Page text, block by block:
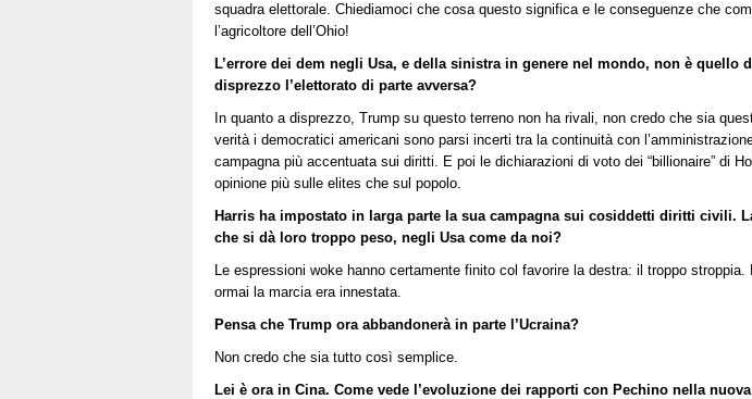
squadra elettorale. Chiediamoci che cosa questo significa e le conseguenze che
l’agricoltore dell’Ohio!
L’errore dei dem negli Usa, e della sinistra in genere nel mondo, non è quello
disprezzo l’elettorato di parte avversa?
In quanto a disprezzo, Trump su questo terreno non ha rivali, non credo che sia
verità i democratici americani sono parsi incerti tra la continuità con
campagna più accentuata sui diritti. E poi le dichiarazioni di voto dei “billionaire” di
opinione più sulle elites che sul popolo.
Harris ha impostato in larga parte la sua campagna sui cosiddetti diritti civili.
che si dà loro troppo peso, negli Usa come da noi?
Le espressioni woke hanno certamente finito col favorire la destra: il troppo
ormai la marcia era innestata.
Pensa che Trump ora abbandonerà in parte l’Ucraina?
Non credo che sia tutto così semplice.
Lei è ora in Cina. Come vede l’evoluzione dei rapporti con Pechino nella